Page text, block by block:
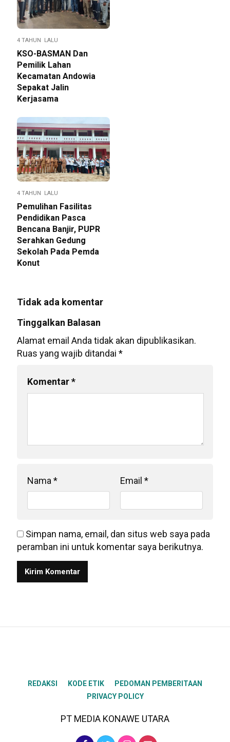
4 TAHUN LALU
KSO-BASMAN Dan
Pemilik Lahan
Kecamatan Andowia
Sepakat Jalin
Kerjasama
4 TAHUN LALU
Pemulihan Fasilitas
Pendidikan Pasca
Bencana Banjir, PUPR
Serahkan Gedung
Sekolah Pada Pemda
Konut
Tidak ada komentar
Tinggalkan Balasan
Alamat email Anda tidak akan dipublikasikan.
Ruas yang wajib ditandai *
Komentar*
Nama * Email *
Simpan nama, email, dan situs web saya pada
peramban ini untuk komentar saya berikutnya.
REDAKSI KODE ETIK
PEDOMAN PEMBERITAAN
PRIVACY POLICY
PT MEDIA KONAWE UTARA